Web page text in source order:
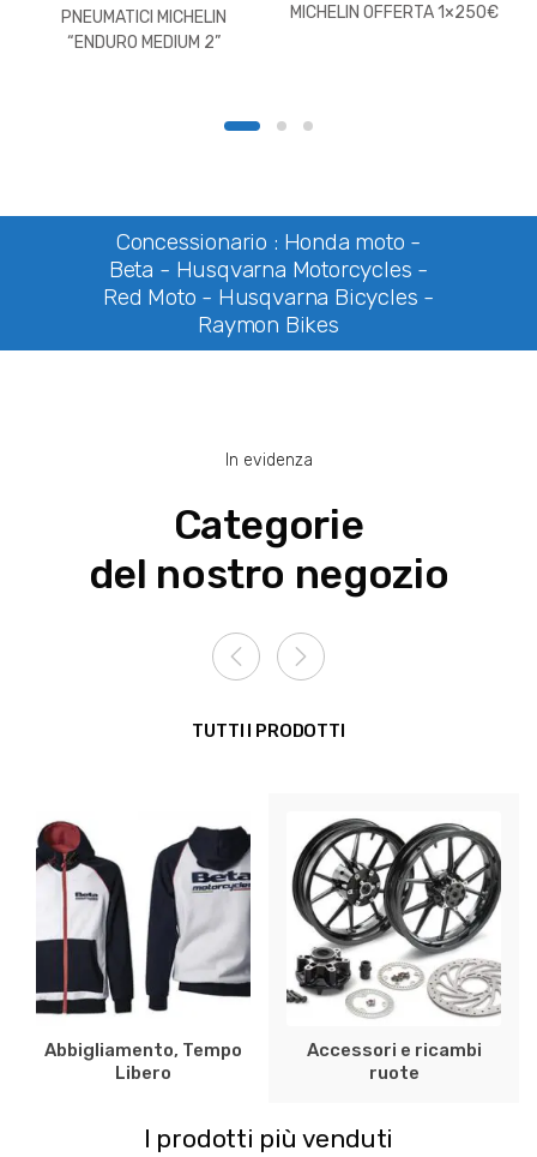
prezzo:
da
€90,00
PNEUMATICI MICHELIN
“ENDURO MEDIUM 2”
MICHELIN OFFERTA 1×250€
Concessionario : Honda moto -
Beta - Husqvarna Motorcycles -
Red Moto - Husqvarna Bicycles -
Raymon Bikes
In evidenza
Categorie
del nostro negozio
TUTTI I PRODOTTI
Abbigliamento, Tempo
Libero
Accessori e ricambi
ruote
I prodotti più venduti